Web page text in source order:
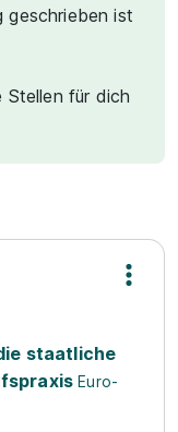
geschrieben ist
Stellen für dich
staatliche
Euro-